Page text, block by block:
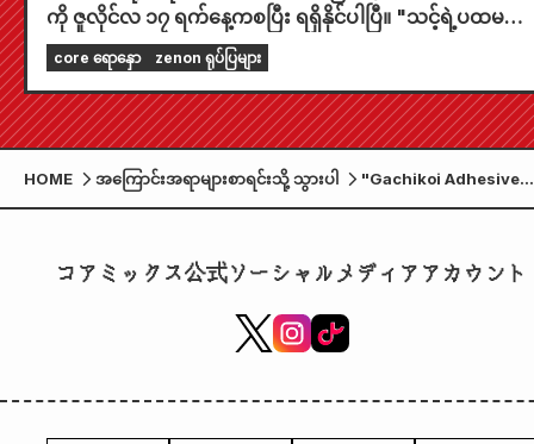
ကို ဇူလိုင်လ ၁၇ ရက်နေ့ကစပြီး ရရှိနိုင်ပါပြီ။ "သင့်ရဲ့ပထမဆုံး
အခမဲ့အခန်းကို ရွေးချယ်ပါ" နဲ့ "နေ့စဉ်အပ်ဒိတ်များ"
အပါအဝင် သင့်ကို အပြည့်အဝဖျော်ဖြေမှုပေးနိုင်မယ့်
တွေ အများကြီးပါဝင်ပါတယ်။
core ရောနှော zenon ရုပ်ပြများ
HOME အကြောင်းအရာများစာရင်းသို့ သွားပါ
"Gachikoi Adhesive
၏ မွေးနေ့ အထိမ်းအမှတ်
コアミックス公式ソーシャルメディアアカウント